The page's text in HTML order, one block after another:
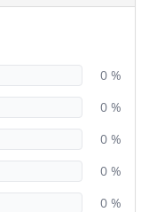
0 %
0 %
0 %
0 %
0 %